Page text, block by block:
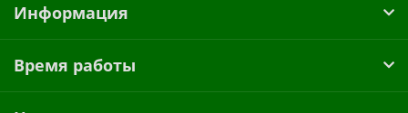
Информация
Время работы